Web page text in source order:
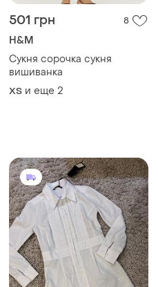
501 грн 8
H&M
Сукня сорочка сукня
вишиванка
ХS и еще 2